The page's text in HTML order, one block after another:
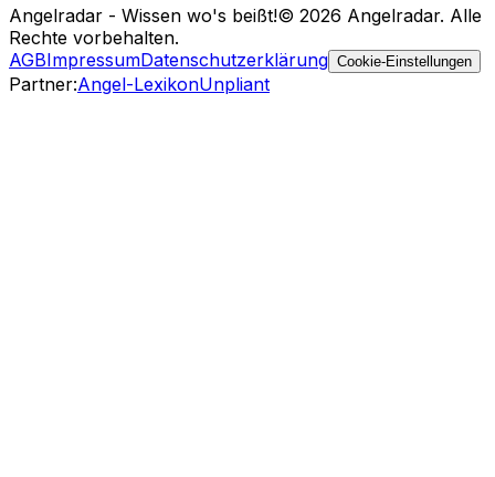
Angelradar - Wissen wo's beißt!© 2026 Angelradar. Alle
Rechte vorbehalten.
AGBImpressumDatenschutzerklärung Cookie-Einstellungen
Partner:Angel-LexikonUnpliant